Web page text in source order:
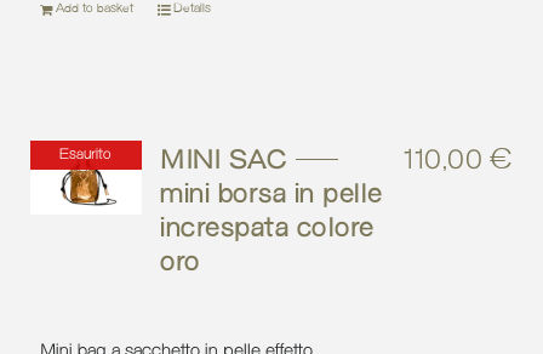
Add to basket Details
Esaurito
MINI SAC –
mini borsa in pelle
increspata colore
oro
110,00€